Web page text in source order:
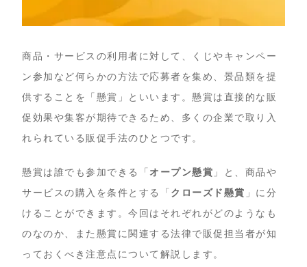
商品・サービスの利用者に対して、くじやキャンペー
ン参加など何らかの方法で応募者を集め、景品類を提
供することを「懸賞」といいます。懸賞は直接的な販
促効果や集客が期待できるため、多くの企業で取り入
れられている販促手法のひとつです。
懸賞は誰でも参加できる「 オープン懸賞 」と、商品や
サービスの購入を条件とする「 クローズド懸賞 」に分
けることができます。今回はそれぞれがどのようなも
のなのか、また懸賞に関連する法律で販促担当者が知
っておくべき注意点について解説します。